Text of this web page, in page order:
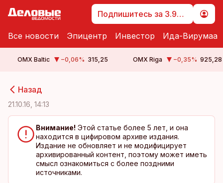
Подпишитесь за 3.99 €
Все новости Эпицентр Инвестор Ида-Вирумаа
OMX Baltic −0,06% 315,25 OMX Riga −0,35% 925,28
Назад
21.10.16, 14:13
Внимание! Этой статье более 5 лет, и она
находится в цифировом архиве издания.
Издание не обновляет и не модифицирует
архивированный контент, поэтому может иметь
смысл ознакомиться с более поздними
источниками.